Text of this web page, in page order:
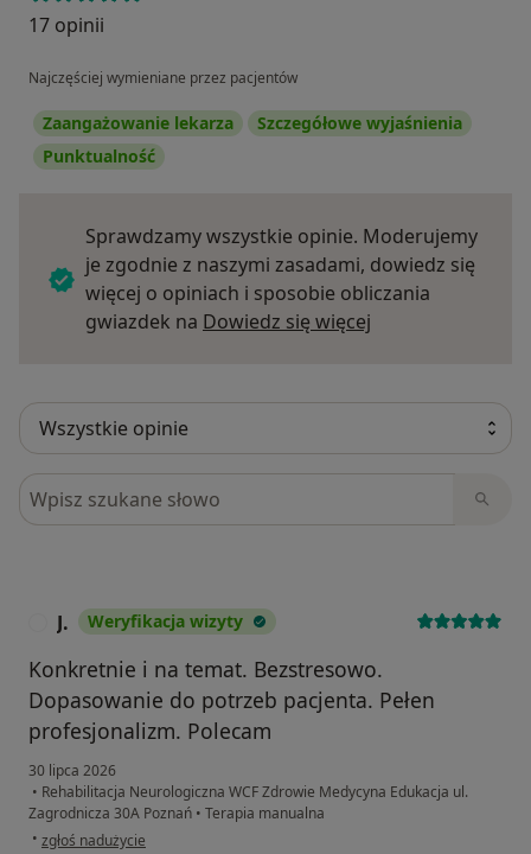
17 opinii
Najczęściej wymieniane przez pacjentów
Zaangażowanie lekarza
Szczegółowe wyjaśnienia
Punktualność
Sprawdzamy wszystkie opinie. Moderujemy
je zgodnie z naszymi zasadami, dowiedz się
więcej o opiniach i sposobie obliczania
gwiazdek na Dowiedz się więcej
Szukaj w opiniach
J. Weryfikacja wizyty
Konkretnie i na temat. Bezstresowo.
Dopasowanie do potrzeb pacjenta. Pełen
profesjonalizm. Polecam
30 lipca 2026
• Rehabilitacja Neurologiczna WCF Zdrowie Medycyna Edukacja ul.
Zagrodnicza 30A Poznań • Terapia manualna
• w opinii użytkownika J.
zgłoś nadużycie